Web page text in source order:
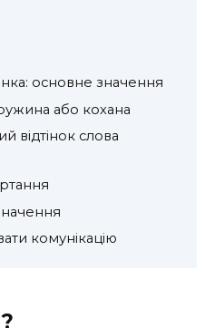
основне значення
або кохана
відтінок слова
комунікацію